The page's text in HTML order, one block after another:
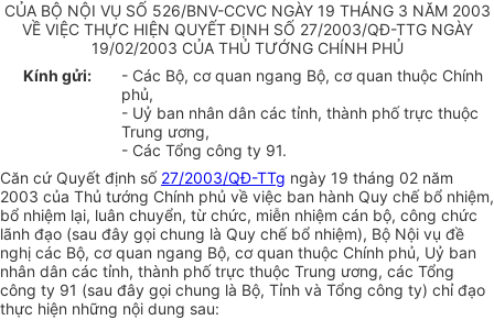
CỦA BỘ NỘI VỤ SỐ 526/BNV-CCVC NGÀY 19 THÁNG 3 NĂM 2003
VỀ VIỆC THỰC HIỆN QUYẾT ĐỊNH SỐ 27/2003/QĐ-TTG NGÀY
19/02/2003 CỦA THỦ TƯỚNG CHÍNH PHỦ
Kính gửi:
- Các Bộ, cơ quan ngang Bộ, cơ quan thuộc Chính
phủ,
- Uỷ ban nhân dân các tỉnh, thành phố trực thuộc
Trung ương,
- Các Tổng công ty 91.
Căn cứ Quyết định số 27/2003/QĐ-TTg ngày 19 tháng 02 năm
2003 của Thủ tướng Chính phủ về việc ban hành Quy chế bổ nhiệm,
bổ nhiệm lại, luân chuyển, từ chức, miễn nhiệm cán bộ, công chức
lãnh đạo (sau đây gọi chung là Quy chế bổ nhiệm), Bộ Nội vụ đề
nghị các Bộ, cơ quan ngang Bộ, cơ quan thuộc Chính phủ, Uỷ ban
nhân dân các tỉnh, thành phố trực thuộc Trung ương, các Tổng
công ty 91 (sau đây gọi chung là Bộ, Tỉnh và Tổng công ty) chỉ đạo
thực hiện những nội dung sau: